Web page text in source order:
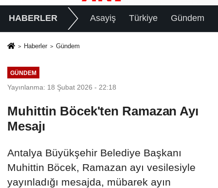
HABERLER Asayiş Türkiye Gündem
Haberler Gündem
GÜNDEM
Yayınlanma: 18 Şubat 2026 - 22:18
Muhittin Böcek'ten Ramazan Ayı
Mesajı
Antalya Büyükşehir Belediye Başkanı
Muhittin Böcek, Ramazan ayı vesilesiyle
yayınladığı mesajda, mübarek ayın